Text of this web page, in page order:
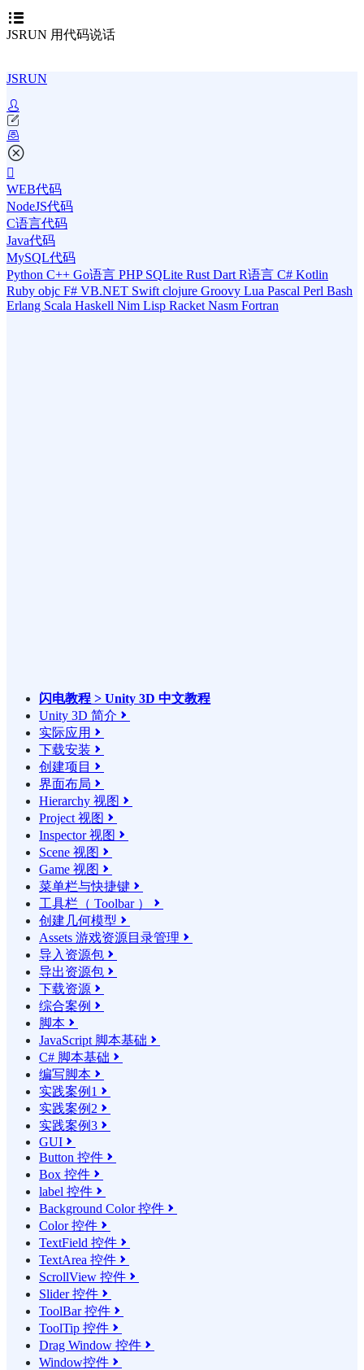
JSRUN 用代码说话
JSRUN
WEB代码
NodeJS代码
C语言代码
Java代码
MySQL代码
Python C++ Go语言 PHP SQLite Rust Dart R语言 C# Kotlin
Ruby objc F# VB.NET Swift clojure Groovy Lua Pascal Perl Bash
Erlang Scala Haskell Nim Lisp Racket Nasm Fortran
闪电教程 > Unity 3D 中文教程
Unity 3D 简介 
实际应用 
下载安装 
创建项目 
界面布局 
Hierarchy 视图 
Project 视图 
Inspector 视图 
Scene 视图 
Game 视图 
菜单栏与快捷键 
工具栏（ Toolbar ） 
创建几何模型 
Assets 游戏资源目录管理 
导入资源包 
导出资源包 
下载资源 
综合案例 
脚本 
JavaScript 脚本基础 
C# 脚本基础 
编写脚本 
实践案例1 
实践案例2 
实践案例3 
GUI 
Button 控件 
Box 控件 
label 控件 
Background Color 控件 
Color 控件 
TextField 控件 
TextArea 控件 
ScrollView 控件 
Slider 控件 
ToolBar 控件 
ToolTip 控件 
Drag Window 控件 
Window控件 